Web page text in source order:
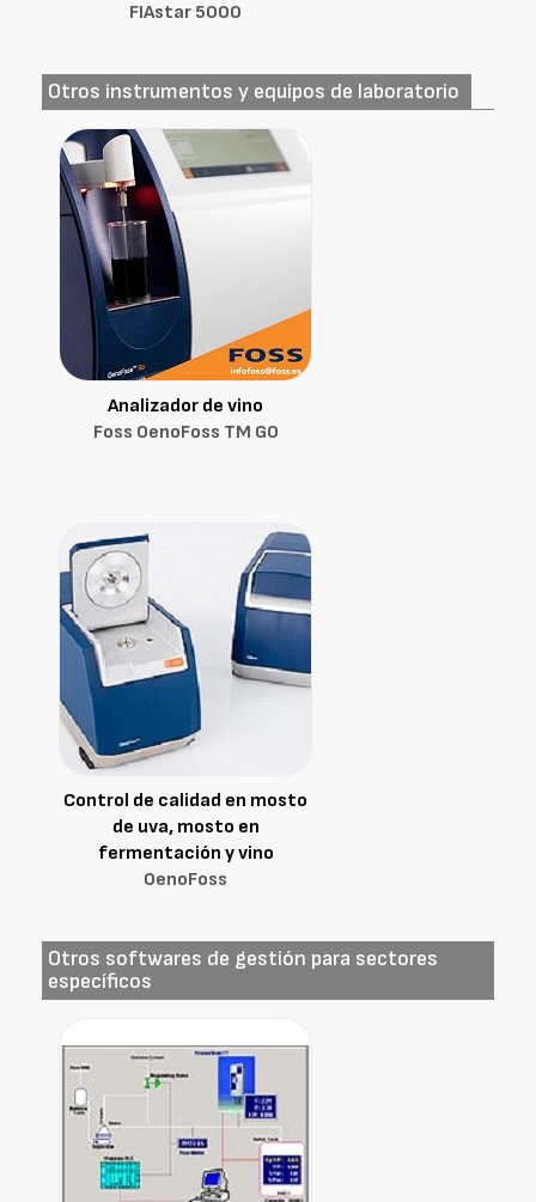
FIAstar 5000
Otros instrumentos y equipos de laboratorio
Analizador de vino
Foss OenoFoss TM GO
Control de calidad en mosto
de uva, mosto en
fermentación y vino
OenoFoss
Otros softwares de gestión para sectores
específicos